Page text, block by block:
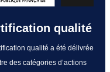
qualité
qualité a été délivrée
des catégories d’actions